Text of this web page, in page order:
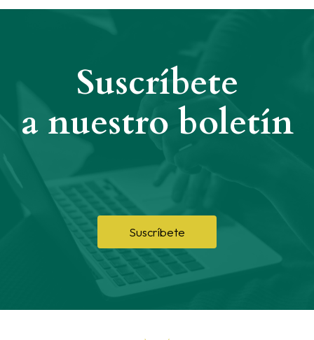
Suscríbete
Suscríbete
a nuestro boletín